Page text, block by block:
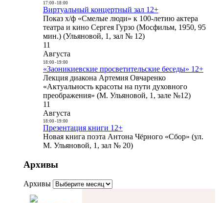
17:00- 18:00
Виртуальный концертный зал 12+
Показ х/ф «Смелые люди» к 100-летию актера
театра и кино Сергея Гурзо (Мосфильм, 1950, 95
мин.) (Ульяновой, 1, зал № 12)
11
Августа
18:00- 19:00
«Заоникиевские просветительские беседы» 12+
Лекция диакона Артемия Овчаренко
«Актуальность красоты на пути духовного
преображения» (М. Ульяновой, 1, зале №12)
11
Августа
18:00- 19:00
Презентация книги 12+
Новая книга поэта Антона Чёрного «Сбор» (ул.
М. Ульяновой, 1, зал № 20)
Архивы
Архивы